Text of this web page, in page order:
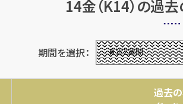
14金（K14）の過
期間を選択
過去